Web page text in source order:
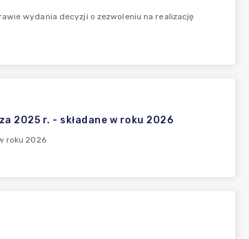
wydania decyzji o zezwoleniu na realizację
2025 r. - składane w roku 2026
roku 2026